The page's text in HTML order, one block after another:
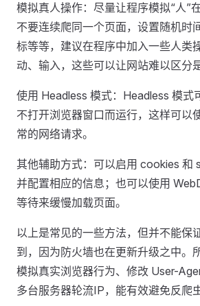
模拟真人操作：尽量让程序模拟“人”
不要连续爬同一个页面，设置随机时
标等等，建议在程序中加入一些人类
动、输入，这些可以让网站难以区分
使用 Headless 模式：Headless 模式
不打开浏览器窗口而运行，这样可以
常的网络请求。
其他辅助方式：可以启用 cookies 和
并配置相应的信息；也可以使用
等待来缓慢加载页面。
以上是常见的一些方法，但并不能保
到，因为防火墙也在更新升级之中。
模拟真实浏览器行为、修改 User-
多台服务器轮流IP，能有效避免反爬